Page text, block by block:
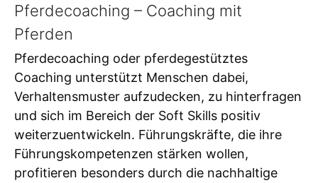
Pferdecoaching – Coaching mit
Pferden
Pferdecoaching oder pferdegestütztes
Coaching unterstützt Menschen dabei,
Verhaltensmuster aufzudecken, zu hinterfragen
und sich im Bereich der Soft Skills positiv
weiterzuentwickeln. Führungskräfte, die ihre
Führungskompetenzen stärken wollen,
profitieren besonders durch die nachhaltige